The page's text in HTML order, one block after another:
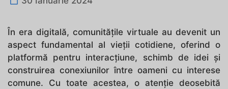
În era digitală, comunitățile virtuale au devenit un
aspect fundamental al vieții cotidiene, oferind o
platformă pentru interacțiune, schimb de idei și
construirea conexiunilor între oameni cu interese
comune. Cu toate acestea, o atenție deosebită